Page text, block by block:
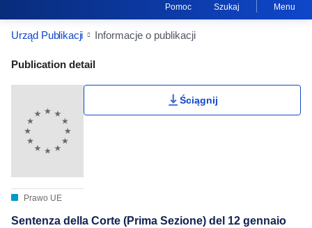
Pomoc Szukaj Menu
Urząd Publikacji Informacje o publikacji
Publication Detail Actions Portlet
Publication detail
Prawo UE
Ściągnij
Sentenza della Corte (Prima Sezione) del 12 gennaio